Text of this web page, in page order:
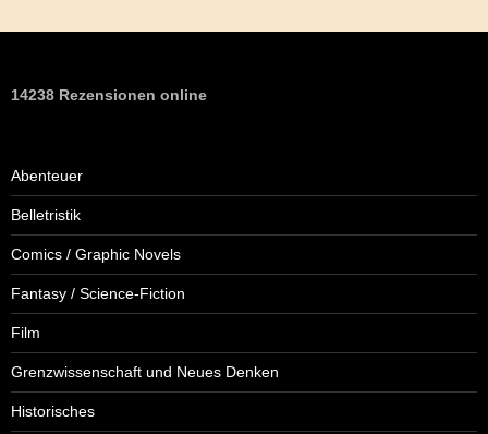
14238 Rezensionen online
Abenteuer
Belletristik
Comics / Graphic Novels
Fantasy / Science-Fiction
Film
Grenzwissenschaft und Neues Denken
Historisches